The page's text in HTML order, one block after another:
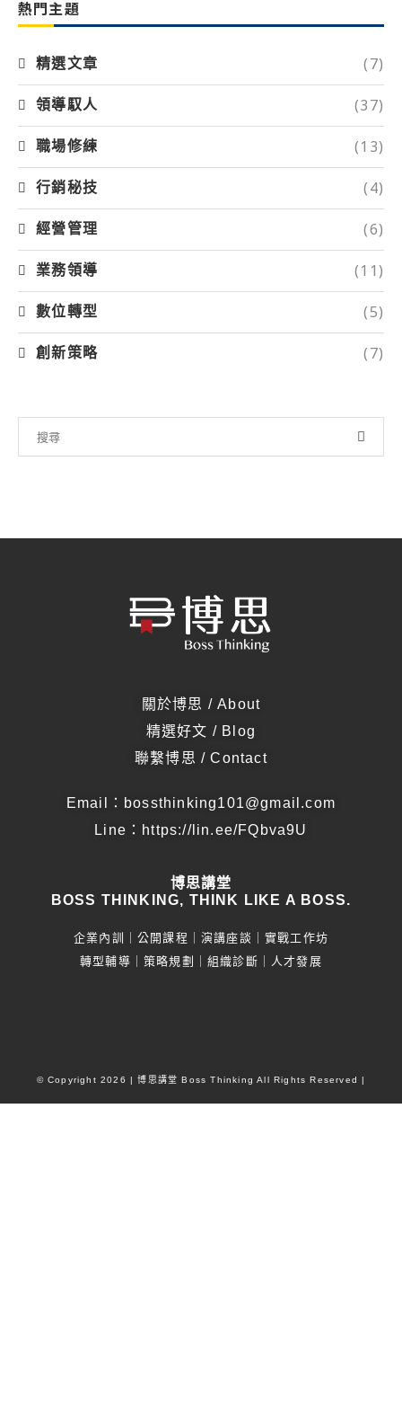
熱門主題
精選文章 (7)
領導馭人 (37)
職場修練 (13)
行銷秘技 (4)
經營管理 (6)
業務領導 (11)
數位轉型 (5)
創新策略 (7)
關於博思 / About
精選好文 / Blog
聯繫博思 / Contact
Email：bossthinking101@gmail.com
Line： https://lin.ee/FQbva9U
博思講堂
BOSS THINKING, THINK LIKE A BOSS.
企業內訓｜公開課程｜演講座談｜實戰工作坊
轉型輔導｜策略規劃｜組織診斷｜人才發展
© Copyright 2026 | 博思講堂 Boss Thinking All Rights Reserved |